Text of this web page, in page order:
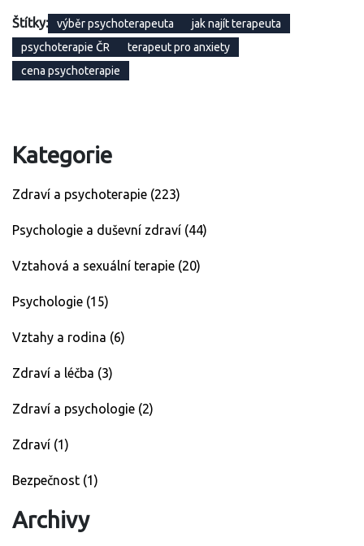
Štítky: výběr psychoterapeuta
jak najít terapeuta
psychoterapie ČR
terapeut pro anxiety
cena psychoterapie
Kategorie
Zdraví a psychoterapie (223)
Psychologie a duševní zdraví (44)
Vztahová a sexuální terapie (20)
Psychologie (15)
Vztahy a rodina (6)
Zdraví a léčba (3)
Zdraví a psychologie (2)
Zdraví (1)
Bezpečnost (1)
Archivy